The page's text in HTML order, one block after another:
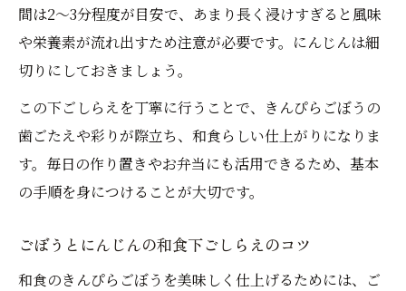
間は2〜3分程度が目安で、あまり長く浸けすぎると風味
や栄養素が流れ出すため注意が必要です。にんじんは細
切りにしておきましょう。
この下ごしらえを丁寧に行うことで、きんぴらごぼうの
歯ごたえや彩りが際立ち、和食らしい仕上がりになりま
す。毎日の作り置きやお弁当にも活用できるため、基本
の手順を身につけることが大切です。
ごぼうとにんじんの和食下ごしらえのコツ
和食のきんぴらごぼうを美味しく仕上げるためには、ご